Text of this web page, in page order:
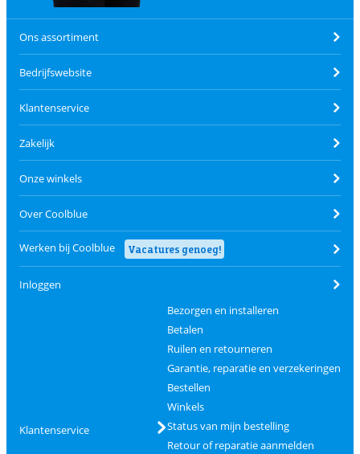
Ons assortiment
Bedrijfswebsite
Klantenservice
Zakelijk
Onze winkels
Over Coolblue
Werken bij Coolblue Vacatures genoeg!
Inloggen
Klantenservice
Bezorgen en installeren
Betalen
Ruilen en retourneren
Garantie, reparatie en verzekeringen
Bestellen
Winkels
Status van mijn bestelling
Retour of reparatie aanmelden